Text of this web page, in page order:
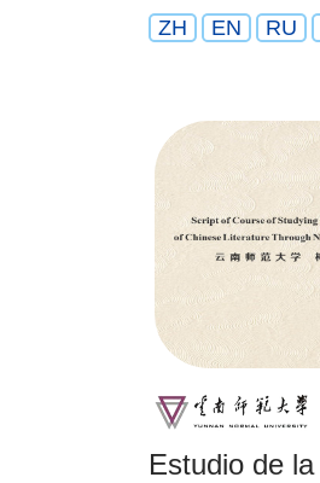
ZH EN RU
Estudio de